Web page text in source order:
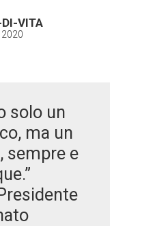
VITA
solo un
ma un
sempre e